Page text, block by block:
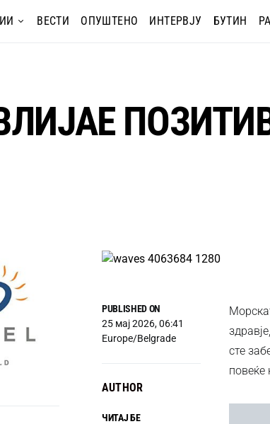
ВЕСТИ ОПУШТЕНО ИНТЕРВЈУ БУТИН
PUBLISHED ON
25 мај 2026, 06:41
Europe/Belgrade
AUTHOR
ЧИТАЈ БЕ
сте
повеќе